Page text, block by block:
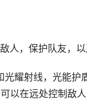
人，保护队友，以
耀射线，光能
以在远处控制敌人